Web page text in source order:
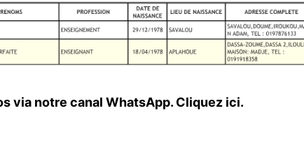
via notre canal WhatsApp. Cliquez ici.